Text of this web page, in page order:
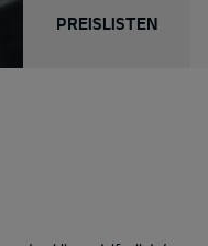
PREISLISTEN